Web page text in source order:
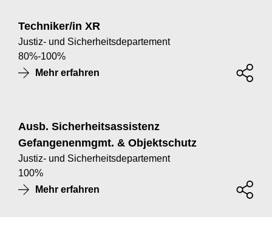
Techniker/in XR
Justiz- und Sicherheitsdepartement
80%-100%
Mehr erfahren
Ausb. Sicherheitsassistenz
Gefangenenmgmt. & Objektschutz
Justiz- und Sicherheitsdepartement
100%
Mehr erfahren